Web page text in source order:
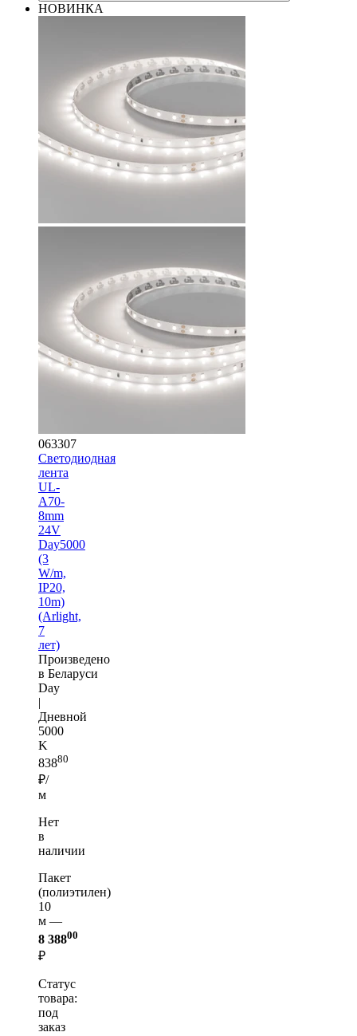
НОВИНКА
063307
Светодиодная
лента
UL-
A70-
8mm
24V
Day5000
(3
W/m,
IP20,
10m)
(Arlight,
7
лет)
Произведено
в Беларуси
Day
|
Дневной
5000
K
83880
₽/
м
Нет
в
наличии
Пакет
(полиэтилен)
10
м —
8 38800
₽
Статус
товара:
под
заказ